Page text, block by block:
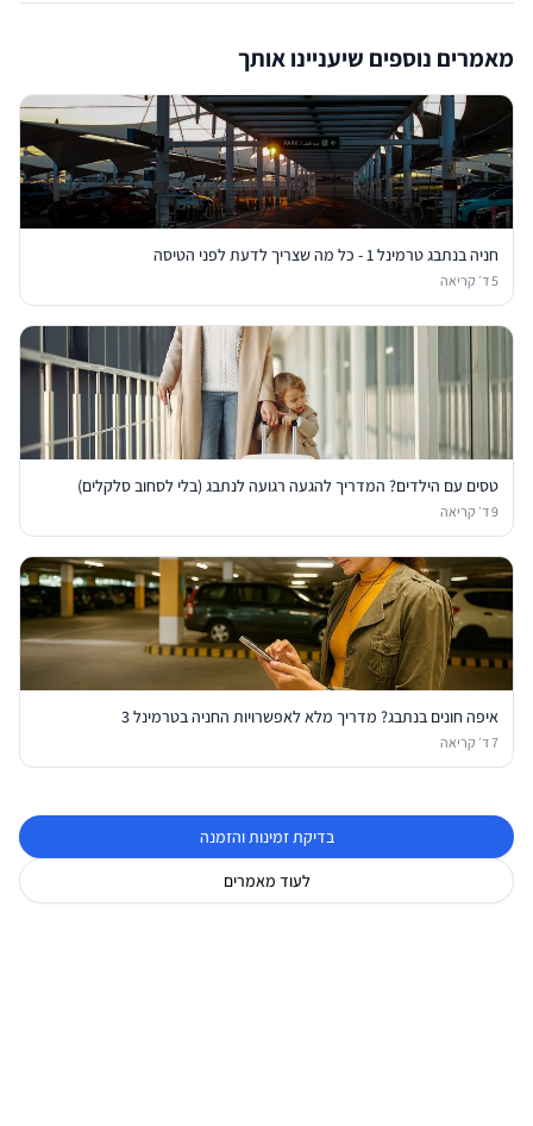
מאמרים נוספים שיעניינו אותך
חניה בנתבג טרמינל 1 - כל מה שצריך לדעת לפני הטיסה
5ד׳ קריאה
טסים עם הילדים? המדריך להגעה רגועה לנתבג (בלי לסחוב סלקלים)
9ד׳ קריאה
איפה חונים בנתבג? מדריך מלא לאפשרויות החניה בטרמינל 3
7ד׳ קריאה
בדיקת זמינות והזמנה
לעוד מאמרים